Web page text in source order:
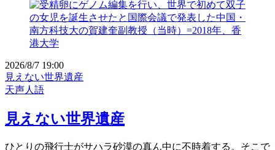
2026/8/7 19:00
見えない世界遺産
天声人語
見えない世界遺産
ひとりの飛行士がサハラ砂漠の真ん中に不時着する。そこで